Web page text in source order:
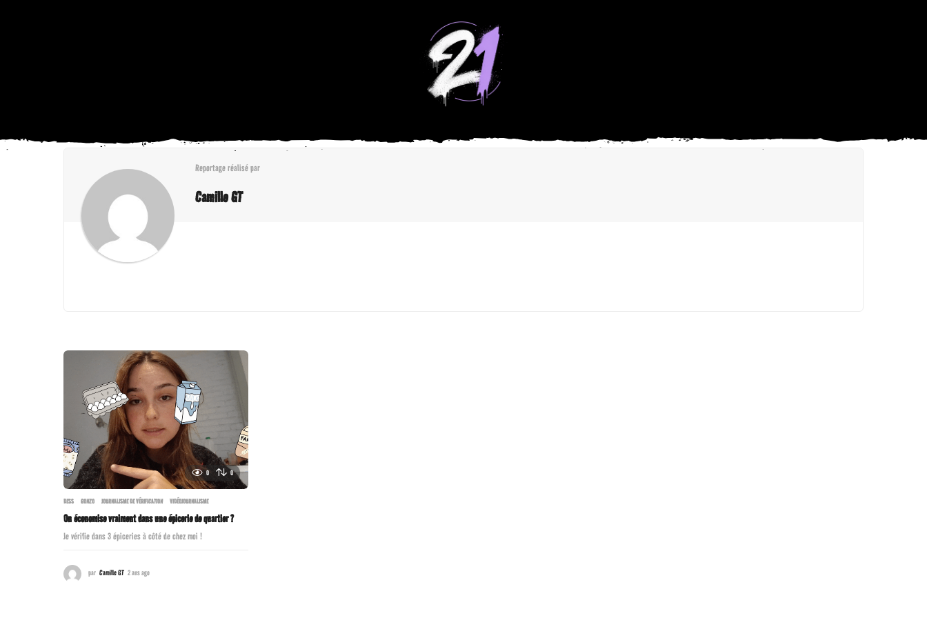
Reportage réalisé par
Camille GT
0 0
DESS ,GONZO ,JOURNALISME DE VÉRIFICATION ,VIDÉOJOURNALISME
On économise vraiment dans une épicerie de quartier ?
Je vérifie dans 3 épiceries à côté de chez moi !
par Camille GT 2 ans ago